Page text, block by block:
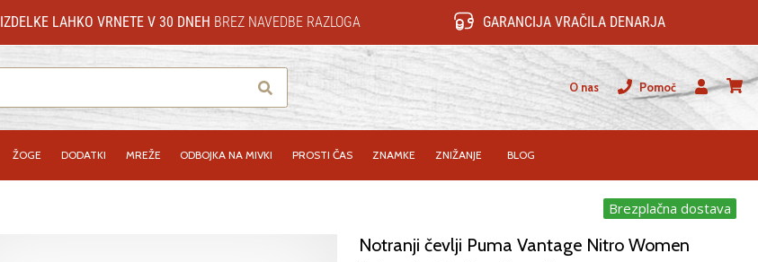
IZDELKE LAHKO VRNETE V 30 DNEH BREZ NAVEDBE RAZLOGA GARANCIJA VRAČILA DENARJA
Iskanje O nas
Pomoč
Uporabnik
ŽOGE DODATKI MREŽE ODBOJKA NA MIVKI PROSTI ČAS ZNAMKE ZNIŽANJE BLOG
Brezplačna dostava
Notranji čevlji Puma Vantage Nitro Women